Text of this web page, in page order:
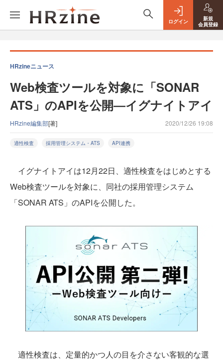
ログイン
新規
会員登録
HRzineニュース
Web検査ツールを対象に「SONAR
ATS」のAPIを公開―イグナイトアイ
HRzine編集部[著] 2020/12/26 19:08
適性検査 採用管理システム・ATS API連携
イグナイトアイは12月22日、適性検査をはじめとする
Web検査ツールを対象に、同社の採用管理システム
「SONAR ATS」のAPIを公開した。
適性検査は、定量的かつ人の目を介さない客観的な選